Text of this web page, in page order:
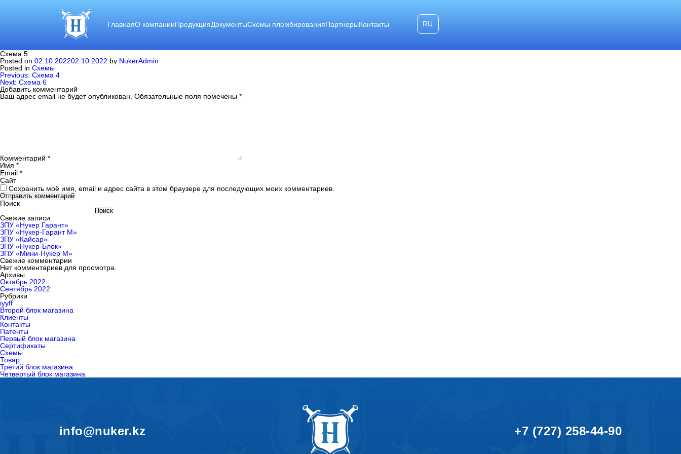
ГлавнаяО компанииПродукцияДокументыСхемы пломбированияПартнерыКонтакты RU
Схема 5
Posted on 02.10.202202.10.2022 by NukerAdmin
Posted in Схемы
Навигация
по
записям
Previous: Схема 4
Next: Схема 6
Добавить комментарий
Ваш адрес email не будет опубликован. Обязательные поля помечены *
Комментарий *
Имя *
Email *
Сайт
Сохранить моё имя, email и адрес сайта в этом браузере для последующих моих комментариев.
Поиск
Поиск
Свежие записи
ЗПУ «Нукер Гарант»
ЗПУ «Нукер-Гарант М»
ЗПУ «Кайсар»
ЗПУ «Нукер-Блок»
ЗПУ «Мини-Нукер М»
Свежие комментарии
Нет комментариев для просмотра.
Архивы
Октябрь 2022
Сентябрь 2022
Рубрики
iyyff
Второй блок магазина
Клиенты
Контакты
Патенты
Первый блок магазина
Сертификаты
Схемы
Товар
Третий блок магазина
Четвертый блок магазина
info@nuker.kz +7 (727) 258-44-90